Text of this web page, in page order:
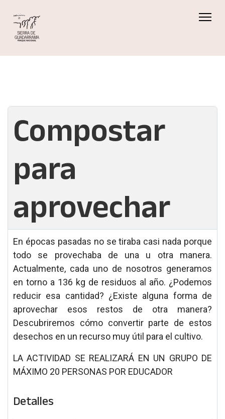
Compostar
para
aprovechar
En épocas pasadas no se tiraba casi nada porque
todo se provechaba de una u otra manera.
Actualmente, cada uno de nosotros generamos
en torno a 136 kg de residuos al año. ¿Podemos
reducir esa cantidad? ¿Existe alguna forma de
aprovechar esos restos de otra manera?
Descubriremos cómo convertir parte de estos
desechos en un recurso muy útil para el cultivo.
LA ACTIVIDAD SE REALIZARÁ EN UN GRUPO DE
MÁXIMO 20 PERSONAS POR EDUCADOR
Detalles